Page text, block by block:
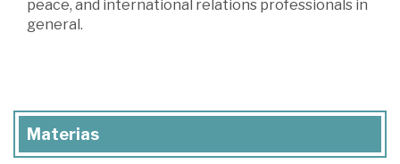
peace, and international relations professionals in
general.
Materias